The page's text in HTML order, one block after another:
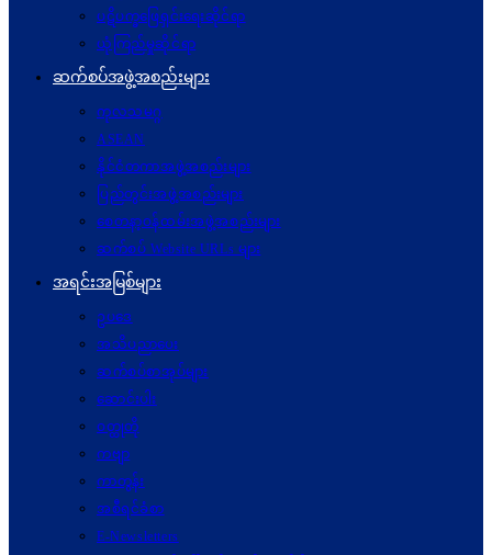
ပဋိပက္ခ‌ဖြေရှင်းရေးဆိုင်ရာ
ယုံကြည်မှုဆိုင်ရာ
ဆက်စပ်အဖွဲ့အစည်းများ
ကုလသမဂ္ဂ
ASEAN
နိုင်ငံတကာအဖွဲ့အစည်းများ
ပြည်တွင်းအဖွဲ့အစည်းများ
စေတနာ့ဝန်ထမ်းအဖွဲ့အစည်းများ
ဆက်စပ် Website URLs များ
အရင်းအမြစ်များ
ဥပဒေ
အသိပညာပေး
ဆက်စပ်စာအုပ်များ
ဆောင်းပါး
ဝတ္ထုတို
ကဗျာ
ကာတွန်း
အစီရင်ခံစာ
E-Newsletters